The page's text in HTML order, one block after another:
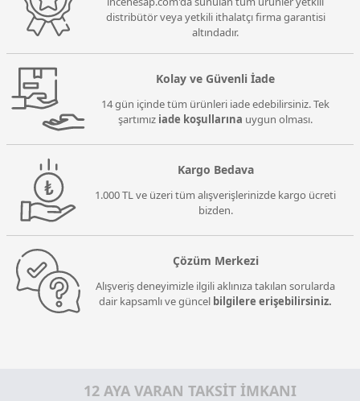
distribütör veya yetkili ithalatçı firma garantisi
altındadır.
Kolay ve Güvenli İade
14 gün içinde tüm ürünleri iade edebilirsiniz. Tek
şartımız iade koşullarına uygun olması.
Kargo Bedava
1.000 TL ve üzeri tüm alışverişlerinizde kargo ücreti
bizden.
Çözüm Merkezi
Alışveriş deneyimizle ilgili aklınıza takılan sorularda
dair kapsamlı ve güncel bilgilere erişebilirsiniz.
12 AYA VARAN TAKSİT İMKANI